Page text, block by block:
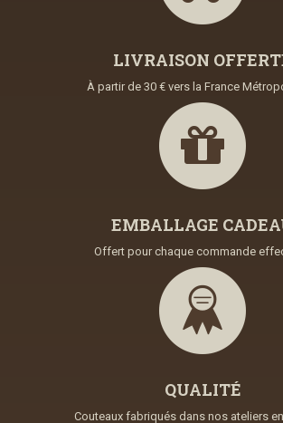
LIVRAISON
À partir de 30 € vers la France
EMBALLAGE
Offert pour chaque commande
QUALITÉ
Couteaux fabriqués dans nos ateliers